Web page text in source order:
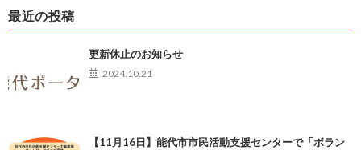
最近の投稿
更新休止のお知らせ
2024.10.21
【11月16日】能代市市民活動支援センターで「ボラン